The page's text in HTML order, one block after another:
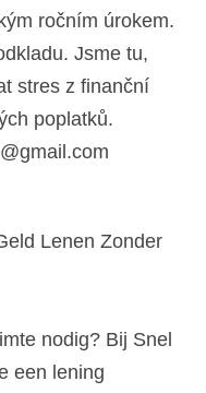
ročním úrokem.
Jsme tu,
stres z finanční
poplatků.
Lenen Zonder
nodig? Bij Snel
een lening